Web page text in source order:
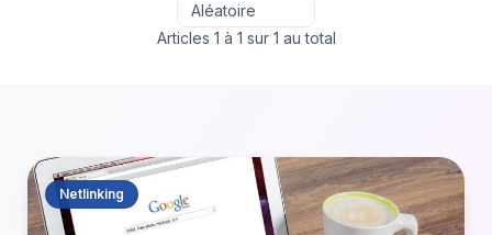
Aléatoire
Articles 1 à 1 sur 1 au total
Netlinking